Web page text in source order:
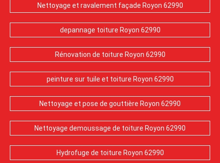
Nettoyage et ravalement façade Royon 62990
depannage toiture Royon 62990
Rénovation de toiture Royon 62990
peinture sur tuile et toiture Royon 62990
Nettoyage et pose de gouttière Royon 62990
Nettoyage demoussage de toiture Royon 62990
Hydrofuge de toiture Royon 62990